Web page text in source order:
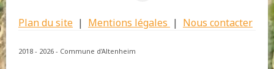
Plan du site | Mentions légales | Nous contacter
2018 - 2026 - Commune d'Altenheim